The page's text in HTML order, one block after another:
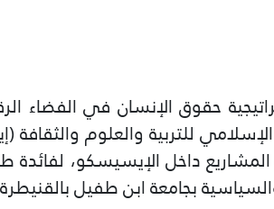
حقوق الإنسان في الفضاء
المشاريع داخل الإيسيسكو،
بجامعة ابن طفيل